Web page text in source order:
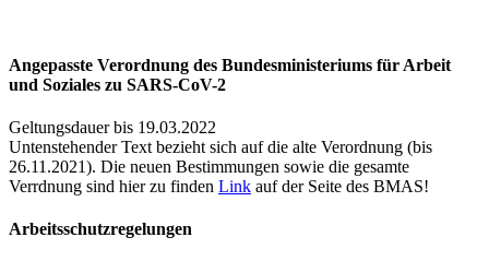
Angepasste Verordnung des Bundesministeriums für Arbeit
und Soziales zu SARS-CoV-2
Geltungsdauer bis 19.03.2022
Untenstehender Text bezieht sich auf die alte Verordnung (bis
26.11.2021). Die neuen Bestimmungen sowie die gesamte
Verrdnung sind hier zu finden Link auf der Seite des BMAS!
Arbeitsschutzregelungen